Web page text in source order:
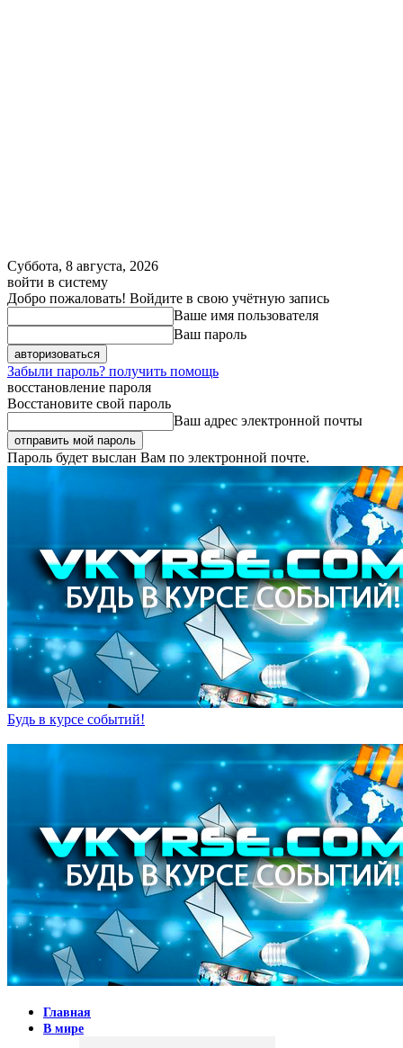
Суббота, 8 августа, 2026
войти в систему
Добро пожаловать! Войдите в свою учётную запись
Ваше имя пользователя
Ваш пароль
Забыли пароль? получить помощь
восстановление пароля
Восстановите свой пароль
Ваш адрес электронной почты
Пароль будет выслан Вам по электронной почте.
Будь в курсе событий!
Главная
В мире